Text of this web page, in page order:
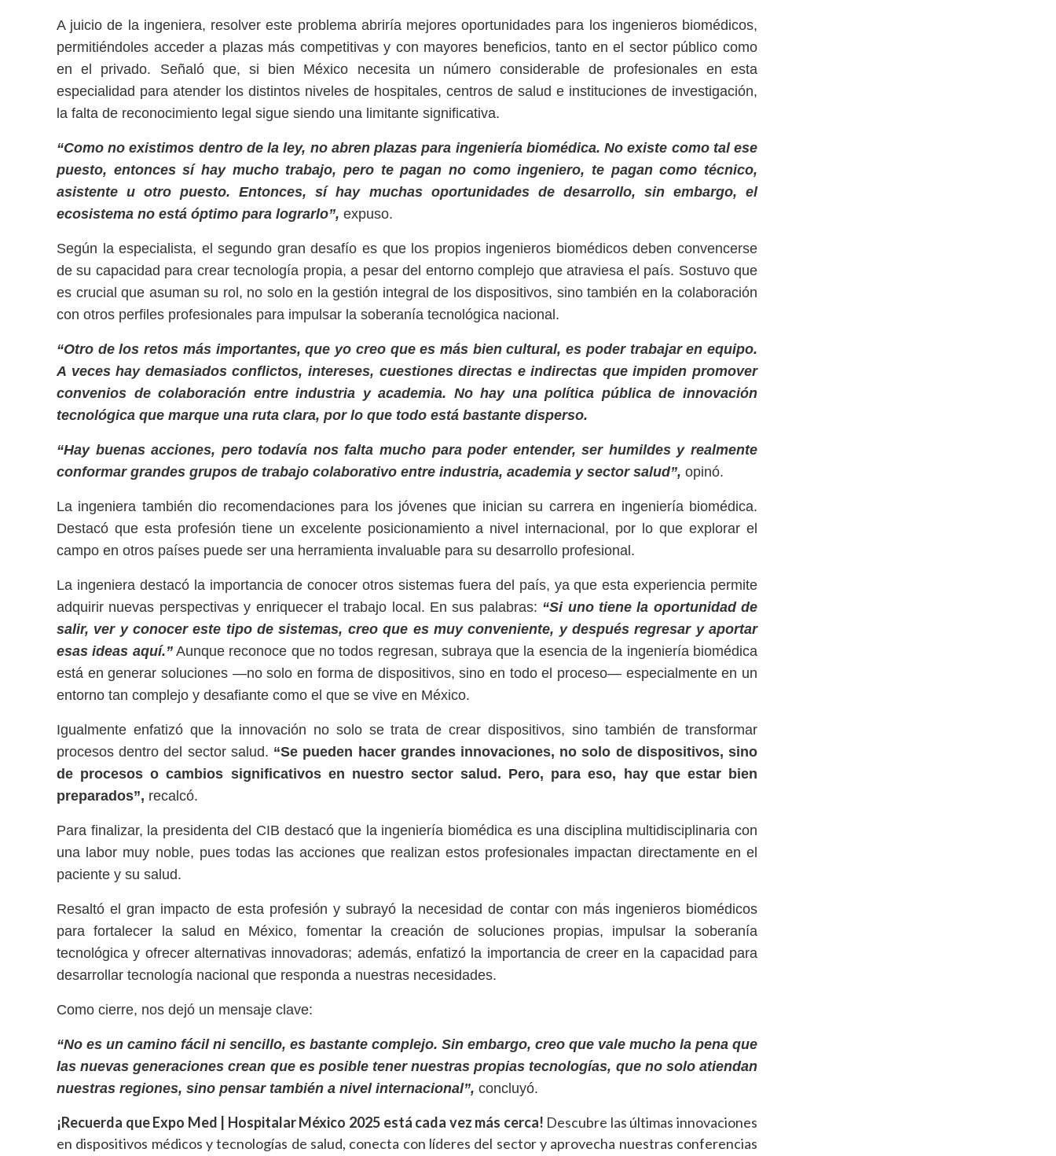
A juicio de la ingeniera, resolver este problema abriría mejores oportunidades para los ingenieros biomédicos,
permitiéndoles acceder a plazas más competitivas y con mayores beneficios, tanto en el sector público como
en el privado. Señaló que, si bien México necesita un número considerable de profesionales en esta
especialidad para atender los distintos niveles de hospitales, centros de salud e instituciones de investigación,
la falta de reconocimiento legal sigue siendo una limitante significativa.
“Como no existimos dentro de la ley, no abren plazas para ingeniería biomédica. No existe como tal ese
puesto, entonces sí hay mucho trabajo, pero te pagan no como ingeniero, te pagan como técnico,
asistente u otro puesto. Entonces, sí hay muchas oportunidades de desarrollo, sin embargo, el
ecosistema no está óptimo para lograrlo”, expuso.
Según la especialista, el segundo gran desafío es que los propios ingenieros biomédicos deben convencerse
de su capacidad para crear tecnología propia, a pesar del entorno complejo que atraviesa el país. Sostuvo que
es crucial que asuman su rol, no solo en la gestión integral de los dispositivos, sino también en la colaboración
con otros perfiles profesionales para impulsar la soberanía tecnológica nacional.
“Otro de los retos más importantes, que yo creo que es más bien cultural, es poder trabajar en equipo.
A veces hay demasiados conflictos, intereses, cuestiones directas e indirectas que impiden promover
convenios de colaboración entre industria y academia. No hay una política pública de innovación
tecnológica que marque una ruta clara, por lo que todo está bastante disperso.
“Hay buenas acciones, pero todavía nos falta mucho para poder entender, ser humildes y realmente
conformar grandes grupos de trabajo colaborativo entre industria, academia y sector salud”, opinó.
La ingeniera también dio recomendaciones para los jóvenes que inician su carrera en ingeniería biomédica.
Destacó que esta profesión tiene un excelente posicionamiento a nivel internacional, por lo que explorar el
campo en otros países puede ser una herramienta invaluable para su desarrollo profesional.
La ingeniera destacó la importancia de conocer otros sistemas fuera del país, ya que esta experiencia permite
adquirir nuevas perspectivas y enriquecer el trabajo local. En sus palabras: “Si uno tiene la oportunidad de
salir, ver y conocer este tipo de sistemas, creo que es muy conveniente, y después regresar y aportar
esas ideas aquí.”Aunque reconoce que no todos regresan, subraya que la esencia de la ingeniería biomédica
está en generar soluciones —no solo en forma de dispositivos, sino en todo el proceso— especialmente en un
entorno tan complejo y desafiante como el que se vive en México.
Igualmente enfatizó que la innovación no solo se trata de crear dispositivos, sino también de transformar
procesos dentro del sector salud. “Se pueden hacer grandes innovaciones, no solo de dispositivos, sino
de procesos o cambios significativos en nuestro sector salud. Pero, para eso, hay que estar bien
preparados”, recalcó.
Para finalizar, la presidenta del CIB destacó que la ingeniería biomédica es una disciplina multidisciplinaria con
una labor muy noble, pues todas las acciones que realizan estos profesionales impactan directamente en el
paciente y su salud.
Resaltó el gran impacto de esta profesión y subrayó la necesidad de contar con más ingenieros biomédicos
para fortalecer la salud en México, fomentar la creación de soluciones propias, impulsar la soberanía
tecnológica y ofrecer alternativas innovadoras; además, enfatizó la importancia de creer en la capacidad para
desarrollar tecnología nacional que responda a nuestras necesidades.
Como cierre, nos dejó un mensaje clave:
“No es un camino fácil ni sencillo, es bastante complejo. Sin embargo, creo que vale mucho la pena que
las nuevas generaciones crean que es posible tener nuestras propias tecnologías, que no solo atiendan
nuestras regiones, sino pensar también a nivel internacional”, concluyó.
¡Recuerda que Expo Med | Hospitalar México 2025 está cada vez más cerca! Descubre las últimas innovaciones
en dispositivos médicos y tecnologías de salud, conecta con líderes del sector y aprovecha nuestras conferencias